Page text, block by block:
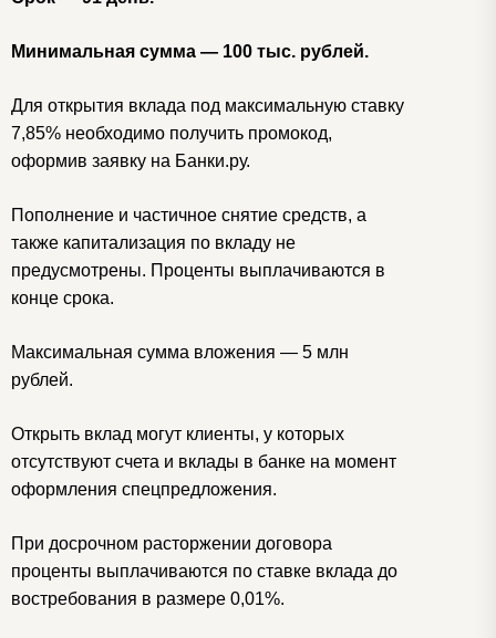
Минимальная сумма — 100 тыс. рублей.
Для открытия вклада под максимальную ставку
7,85% необходимо получить промокод,
оформив заявку на Банки.ру.
Пополнение и частичное снятие средств, а
также капитализация по вкладу не
предусмотрены. Проценты выплачиваются в
конце срока.
Максимальная сумма вложения — 5 млн
рублей.
Открыть вклад могут клиенты, у которых
отсутствуют счета и вклады в банке на момент
оформления спецпредложения.
При досрочном расторжении договора
проценты выплачиваются по ставке вклада до
востребования в размере 0,01%.